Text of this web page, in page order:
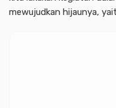
mewujudkan hijaunya,